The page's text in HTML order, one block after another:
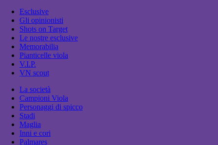
Esclusive
Gli opinionisti
Shots on Target
Le nostre esclusive
Memorabilia
Pianticelle viola
V.I.P.
VN scout
La società
Campioni Viola
Personaggi di spicco
Stadi
Maglia
Inni e cori
Palmares